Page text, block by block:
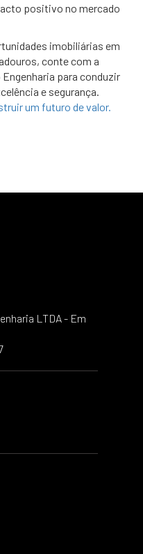
positivo no mercado
imobiliárias em
conte com a
para conduzir
e segurança.
um futuro de valor.
LTDA - Em